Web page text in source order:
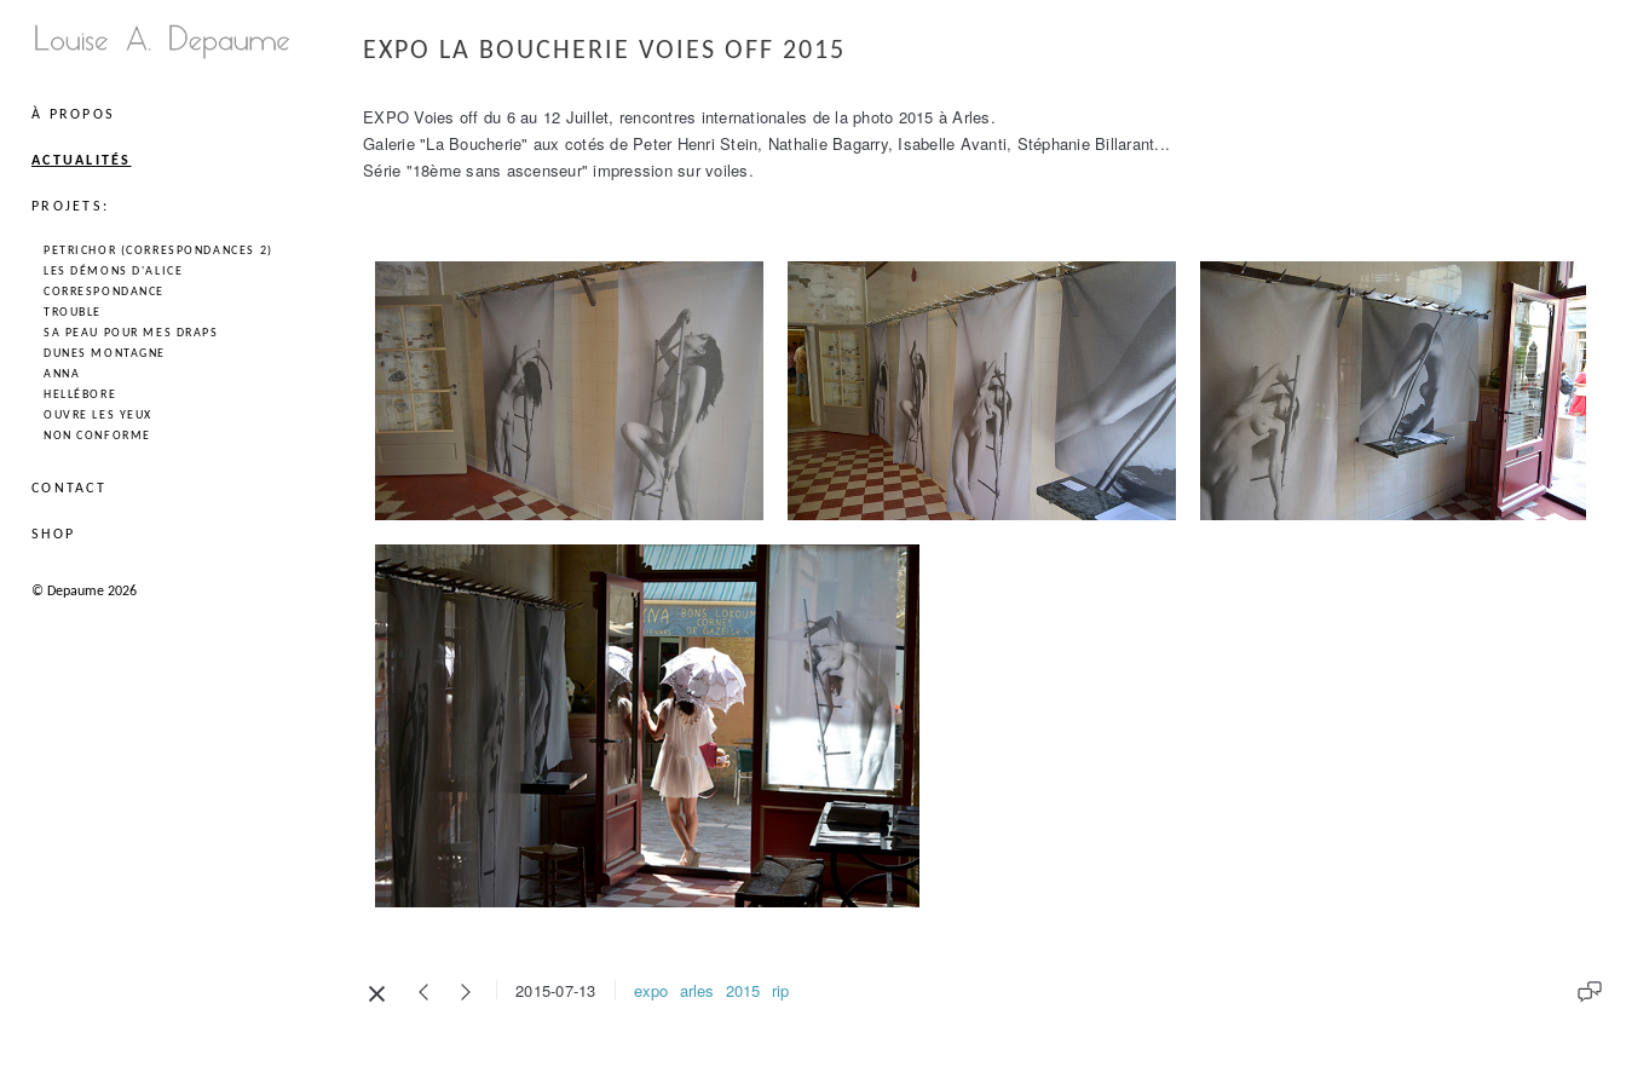
À PROPOS
ACTUALITÉS
PROJETS:
PETRICHOR (CORRESPONDANCES 2)
LES DÉMONS D'ALICE
CORRESPONDANCE
TROUBLE
SA PEAU POUR MES DRAPS
DUNES MONTAGNE
ANNA
HELLÉBORE
OUVRE LES YEUX
NON CONFORME
CONTACT
SHOP
© Depaume 2026
EXPO LA BOUCHERIE VOIES OFF 2015
EXPO Voies off du 6 au 12 Juillet, rencontres internationales de la photo 2015 à Arles.
Galerie "La Boucherie" aux cotés de Peter Henri Stein, Nathalie Bagarry, Isabelle Avanti, Stéphanie Billarant...
Série "18ème sans ascenseur" impression sur voiles.
2015-07-13 expo arles 2015 rip